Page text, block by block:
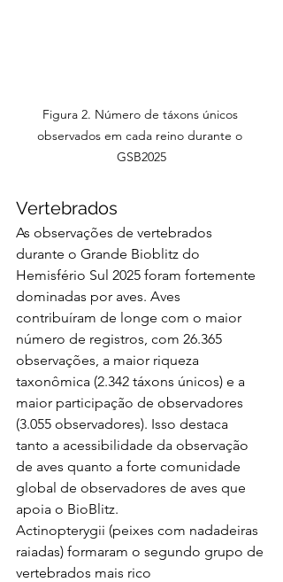
Figura 2. Número de táxons únicos
observados em cada reino durante o
GSB2025
Vertebrados
As observações de vertebrados
durante o Grande Bioblitz do
Hemisfério Sul 2025 foram fortemente
dominadas por aves. Aves
contribuíram de longe com o maior
número de registros, com 26.365
observações, a maior riqueza
taxonômica (2.342 táxons únicos) e a
maior participação de observadores
(3.055 observadores). Isso destaca
tanto a acessibilidade da observação
de aves quanto a forte comunidade
global de observadores de aves que
apoia o BioBlitz.
Actinopterygii (peixes com nadadeiras
raiadas) formaram o segundo grupo de
vertebrados mais rico